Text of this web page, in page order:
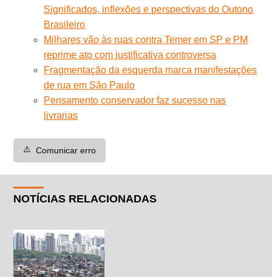
Significados, inflexões e perspectivas do Outono
Brasileiro
Milhares vão às ruas contra Temer em SP e PM
reprime ato com justificativa controversa
Fragmentação da esquerda marca manifestações
de rua em São Paulo
Pensamento conservador faz sucesso nas
livrarias
⚠️ Comunicar erro
NOTÍCIAS RELACIONADAS